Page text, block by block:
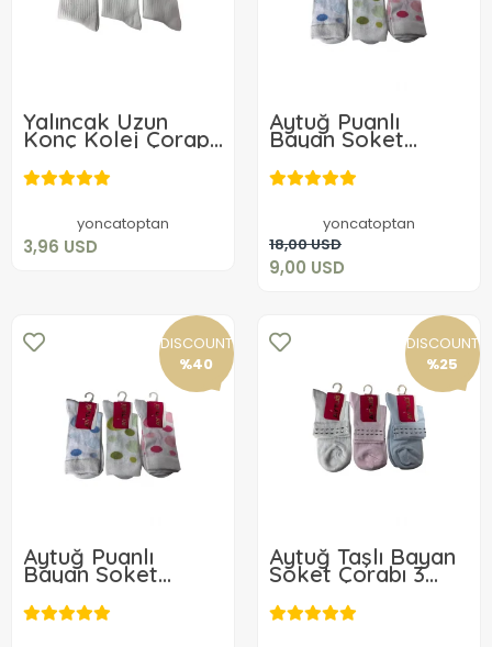
Yalıncak Uzun
Konç Kolej Çorap
Beyaz Desensiz 3
Adet
yoncatoptan
3,96 USD
3,96 USD
Aytuğ Puanlı
Bayan Soket
Çorabı 3 ADET
30317
yoncatoptan
18,00 USD
9,00 USD
9,00 USD
Add to cart
DISCOUNT
%40
Aytuğ Puanlı
Bayan Soket
Çorabı 30317
3,60 USD
DISCOUNT
%25
Aytuğ Taşlı Bayan
Soket Çorabı 3
ADET 30319
9,00 USD